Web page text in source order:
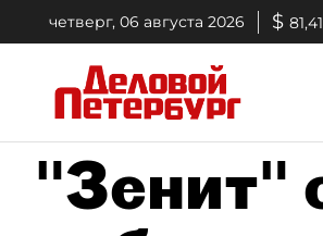
четверг, 06 августа 2026 $ 81,41
"Зенит"